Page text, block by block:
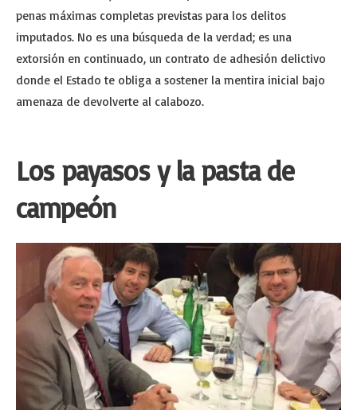
penas máximas completas previstas para los delitos
imputados. No es una búsqueda de la verdad; es una
extorsión en continuado, un contrato de adhesión delictivo
donde el Estado te obliga a sostener la mentira inicial bajo
amenaza de devolverte al calabozo.
Los payasos y la pasta de
campeón